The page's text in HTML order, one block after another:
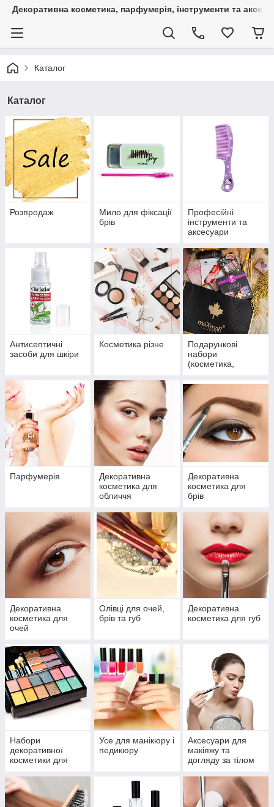
Декоративна косметика, парфумерія, інструменти та
Каталог
Каталог
Розпродаж
Мило для фіксації
брів
Професійні
інструменти та
аксесуари
Антисептичні
засоби для шкіри
Косметика різне
Подарункові
набори
(косметика,
Парфумерія
Декоративна
косметика для
обличчя
Декоративна
косметика для
брів
Декоративна
косметика для
очей
Олівці для очей,
брів та губ
Декоративна
косметика для губ
Набори
декоративної
косметики для
Усе для манікюру і
педикюру
Аксесуари для
макіяжу та
догляду за тілом